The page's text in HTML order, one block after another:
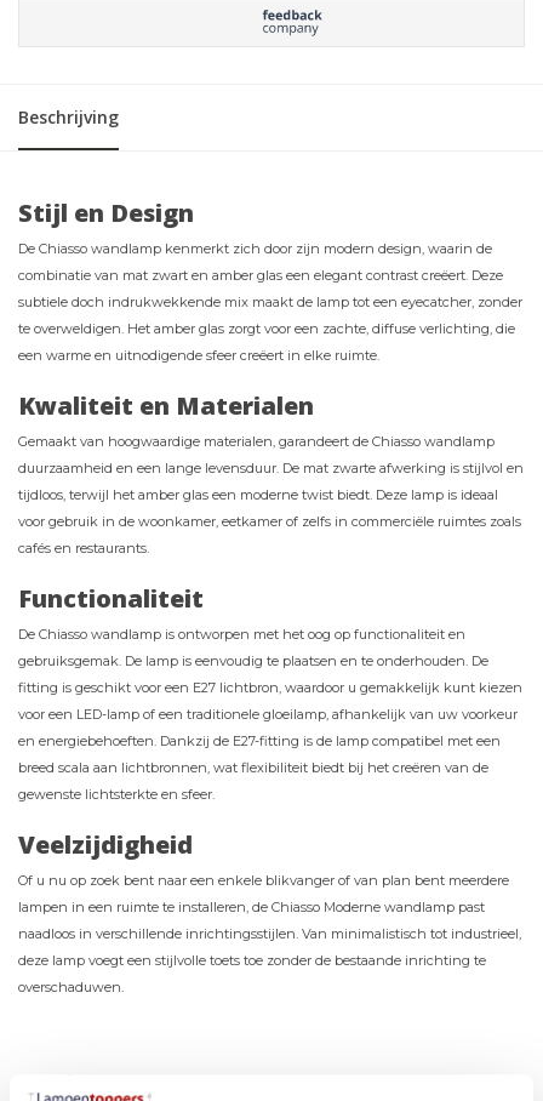
Beschrijving
Stijl en Design
De Chiasso wandlamp kenmerkt zich door zijn modern design, waarin de
combinatie van mat zwart en amber glas een elegant contrast creëert. Deze
subtiele doch indrukwekkende mix maakt de lamp tot een eyecatcher, zonder
te overweldigen. Het amber glas zorgt voor een zachte, diffuse verlichting, die
een warme en uitnodigende sfeer creëert in elke ruimte.
Kwaliteit en Materialen
Gemaakt van hoogwaardige materialen, garandeert de Chiasso wandlamp
duurzaamheid en een lange levensduur. De mat zwarte afwerking is stijlvol en
tijdloos, terwijl het amber glas een moderne twist biedt. Deze lamp is ideaal
voor gebruik in de woonkamer, eetkamer of zelfs in commerciële ruimtes zoals
cafés en restaurants.
Functionaliteit
De Chiasso wandlamp is ontworpen met het oog op functionaliteit en
gebruiksgemak. De lamp is eenvoudig te plaatsen en te onderhouden. De
fitting is geschikt voor een E27 lichtbron, waardoor u gemakkelijk kunt kiezen
voor een LED-lamp of een traditionele gloeilamp, afhankelijk van uw voorkeur
en energiebehoeften. Dankzij de E27-fitting is de lamp compatibel met een
breed scala aan lichtbronnen, wat flexibiliteit biedt bij het creëren van de
gewenste lichtsterkte en sfeer.
Veelzijdigheid
Of u nu op zoek bent naar een enkele blikvanger of van plan bent meerdere
lampen in een ruimte te installeren, de Chiasso Moderne wandlamp past
naadloos in verschillende inrichtingsstijlen. Van minimalistisch tot industrieel,
deze lamp voegt een stijlvolle toets toe zonder de bestaande inrichting te
overschaduwen.